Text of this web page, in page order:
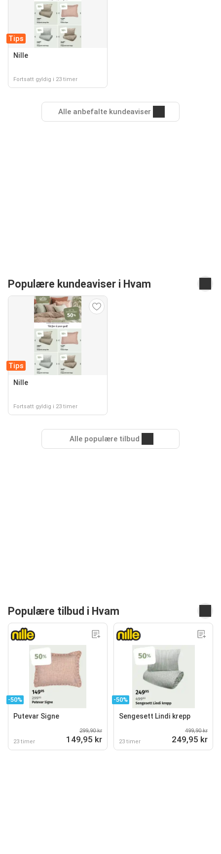
Tips
Nille
Fortsatt gyldig i 23 timer
Alle anbefalte kundeaviser
Populære kundeaviser i Hvam
Tips
Nille
Fortsatt gyldig i 23 timer
Alle populære tilbud
Populære tilbud i Hvam
-50%
Putevar Signe
23 timer
299,90 kr
149,95 kr
-50%
Sengesett Lindi krepp
23 timer
499,90 kr
249,95 kr